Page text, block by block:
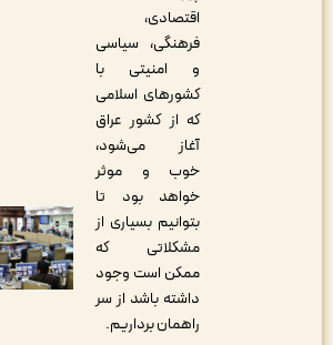
اقتصادی،
فرهنگی، سیاسی
و امنیتی با
کشورهای اسلامی
که از کشور عراق
آغاز می‌شود،
خوب و موثر
خواهد بود تا
بتوانیم بسیاری از
مشکلاتی که
ممکن است وجود
داشته باشد از سر
راهمان برداریم.